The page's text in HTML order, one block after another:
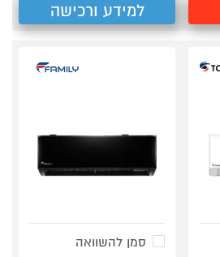
למידע ורכישה
סמן להשוואה